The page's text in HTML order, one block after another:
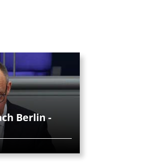
Berlin -